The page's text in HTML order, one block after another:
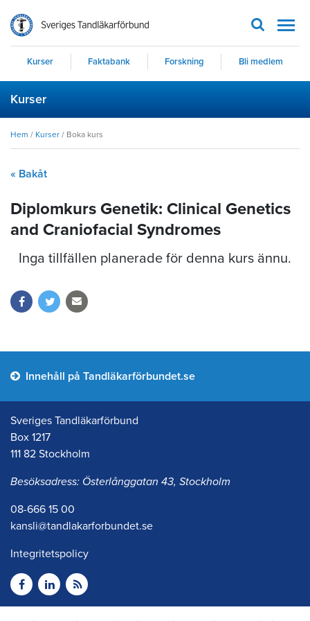
Kurser Faktabank Forskning Bli medlem
Kurser
Hem / Kurser / Boka kurs
« Bakåt
Diplomkurs Genetik: Clinical Genetics
and Craniofacial Syndromes
Inga tillfällen planerade för denna kurs ännu.
Innehåll på Tandläkarförbundet.se
Sveriges Tandläkarförbund
Box 1217
111 82 Stockholm
Besöksadress: Österlånggatan 43, Stockholm
08-666 15 00
kansli@tandlakarforbundet.se
Integritetspolicy